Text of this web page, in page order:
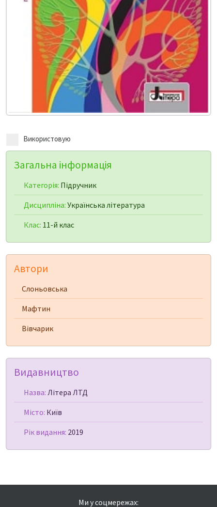
Використовую
Загальна інформація
Категорія: Підручник
Дисципліна: Українська література
Клас: 11-й клас
Автори
Слоньовська
Мафтин
Вівчарик
Видавництво
Назва: Літера ЛТД
Місто: Київ
Рік видання: 2019
Ми у соцмережах: